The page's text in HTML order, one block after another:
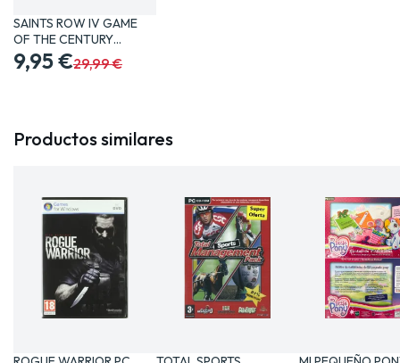
SAINTS ROW IV GAME
OF THE CENTURY
EDITION PC…
9,95 €29,99 €
Productos similares